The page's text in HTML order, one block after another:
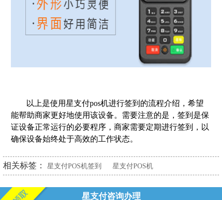
以上是使用星支付pos机进行签到的流程介绍，希望
能帮助商家更好地使用该设备。需要注意的是，签到是保
证设备正常运行的必要程序，商家需要定期进行签到，以
确保设备始终处于高效的工作状态。
相关标签： 星支付POS机签到 星支付POS机
星支付咨询办理